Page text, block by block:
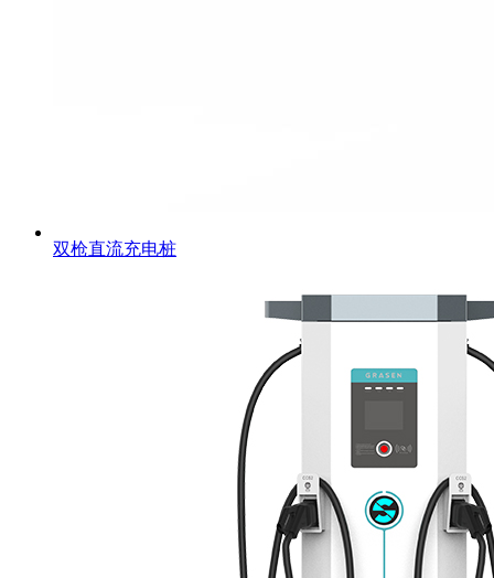
双枪直流充电桩